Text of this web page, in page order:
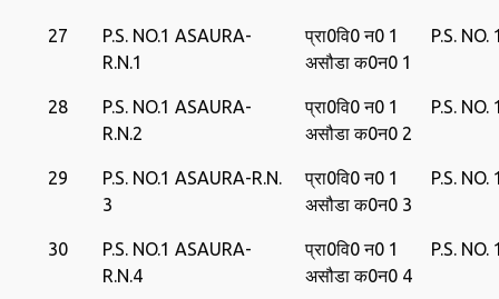
27
P.S. NO.1 ASAURA-
R.N.1
प्रा0वि0 न0 1
असौडा क0न0 1
P.S.
28
P.S. NO.1 ASAURA-
R.N.2
प्रा0वि0 न0 1
असौडा क0न0 2
P.S.
29
P.S. NO.1 ASAURA-R.N.
3
प्रा0वि0 न0 1
असौडा क0न0 3
P.S.
30
P.S. NO.1 ASAURA-
R.N.4
प्रा0वि0 न0 1
असौडा क0न0 4
P.S.